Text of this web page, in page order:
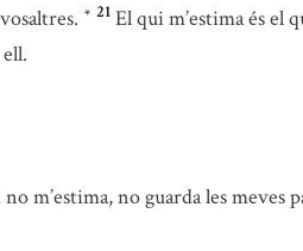
* 21 El qui m’estima és el
m’estima, no guarda les meves